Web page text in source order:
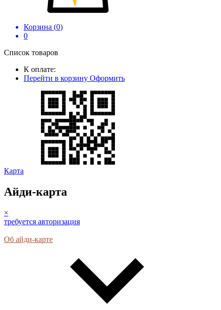
Корзина (0)
0
Список товаров
К оплате:
Перейти в корзину Оформить
Карта
Айди-карта
×
требуется авторизация
Об айди-карте